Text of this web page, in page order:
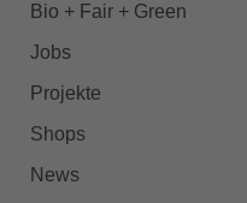
Bio + Fair + Green
Jobs
Projekte
Shops
News